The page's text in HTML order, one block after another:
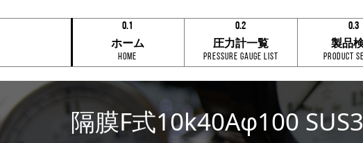
0.1
0.3
0.4
0.5
0.8
0.9
ホーム
HOME
0.2
0.1
0.2
0.3
0.4
0.5
0.9
0.2
圧力計一覧
Pressure Gauge List
0.3
0.1
0.2
0.3
0.4
0.5
0.6
0.8
0.9
製品
Product
隔膜F式10k40Aφ100